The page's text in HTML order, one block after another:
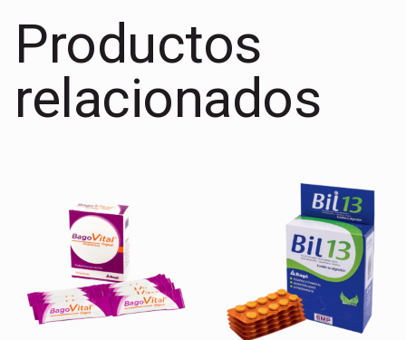
Productos
relacionados